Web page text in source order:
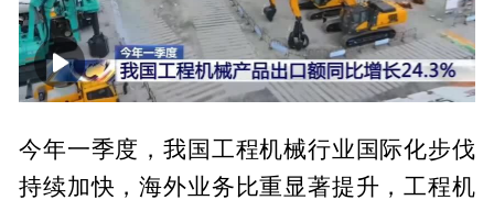
00:00 00:54
今年一季度，我国工程机械行业国际化步伐
持续加快，海外业务比重显著提升，工程机